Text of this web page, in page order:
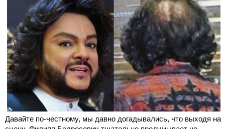
Давайте по-честному, мы давно догадывались, что выходя на